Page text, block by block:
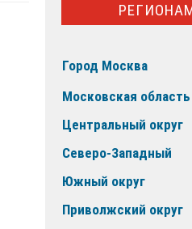
Город Москва
Московская область
Центральный округ
Северо-Западный
Южный округ
Приволжский округ